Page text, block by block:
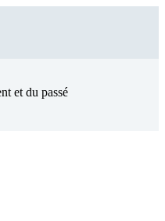
et du passé